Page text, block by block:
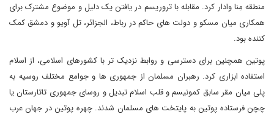
منطقه مِنا وادار کرد. مقابله با تروریسم در یافتن یک دلیل و موضوع مشترک برای
همکاری میان مسکو و دولت های حاکم در رباط، الجزائر، تل آویو و دمشق کمک
کننده بود.
پوتین همچنین برای دسترسی و روابط نزدیک تر با کشورهای اسلامی، از اسلام
استفاده ابزاری کرد. رهبران مسلمان از جمهوری ها و جوامع مختلف روسیه به
پلی میان مقر سابق کمونیسم و قلب اسلام تبدیل و روسای جمهوری تاتارستان یا
چچن فرستاده پوتین به پایتخت های مسلمان شدند. چهره پوتین در جهان عرب